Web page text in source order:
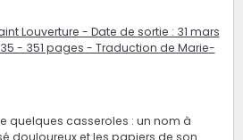
Louverture - Date de sortie : 31 mars
- 351 pages - Traduction de Marie-
quelques casseroles : un nom à